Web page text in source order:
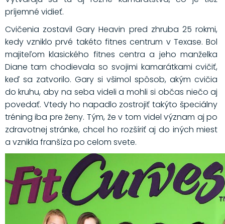
príjemné vidieť.
Cvičenia zostavil Gary Heavin pred zhruba 25 rokmi,
kedy vzniklo prvé takéto fitnes centrum v Texase. Bol
majiteľom klasického fitnes centra a jeho manželka
Diane tam chodievala so svojimi kamarátkami cvičiť,
keď sa zatvorilo. Gary si všimol spôsob, akým cvičia
do kruhu, aby na seba videli a mohli si občas niečo aj
povedať. Vtedy ho napadlo zostrojiť takýto špeciálny
tréning iba pre ženy. Tým, že v tom videl význam aj po
zdravotnej stránke, chcel ho rozšíriť aj do iných miest
a vznikla franšíza po celom svete.